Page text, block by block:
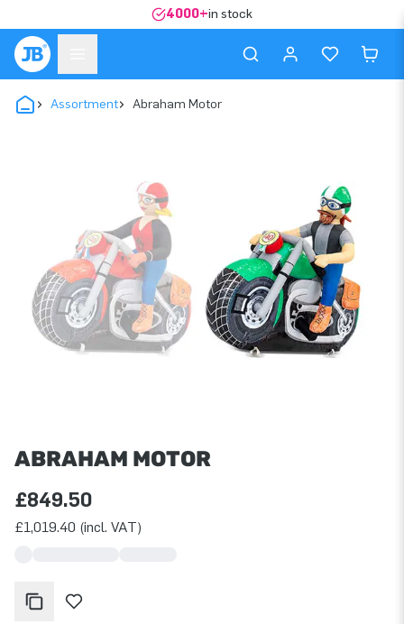
4000+in stock
Assortment Abraham Motor
ABRAHAM MOTOR
£849.50
£1,019.40 (incl. VAT)